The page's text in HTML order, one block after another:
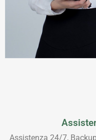
Assistenza 24/7,